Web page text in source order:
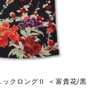
ックロングⅡ ＜富貴花/黒